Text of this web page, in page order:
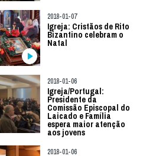
2018-01-07
Igreja: Cristãos de Rito
Bizantino celebram o
Natal
2018-01-06
Igreja/Portugal:
Presidente da
Comissão Episcopal do
Laicado e Família
espera maior atenção
aos jovens
2018-01-06